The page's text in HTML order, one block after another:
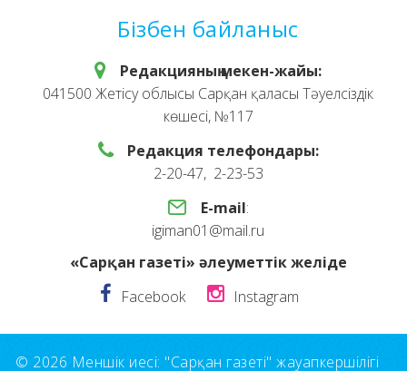
Бізбен байланыс
Редакцияның мекен-жайы:
041500 Жетісу облысы Сарқан қаласы Тәуелсіздік
көшесі, №117
Редакция телефондары:
2-20-47, 2-23-53
E-mail:
igiman01@mail.ru
«Сарқан газеті» әлеуметтік желіде
Facebook
Instagram
© 2026 Меншік иесі: "Сарқан газеті" жауапкершілігі